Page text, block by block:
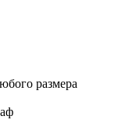
размера